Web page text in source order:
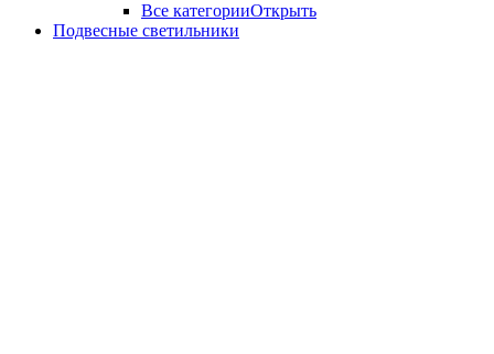
Все категорииОткрыть
Подвесные светильники